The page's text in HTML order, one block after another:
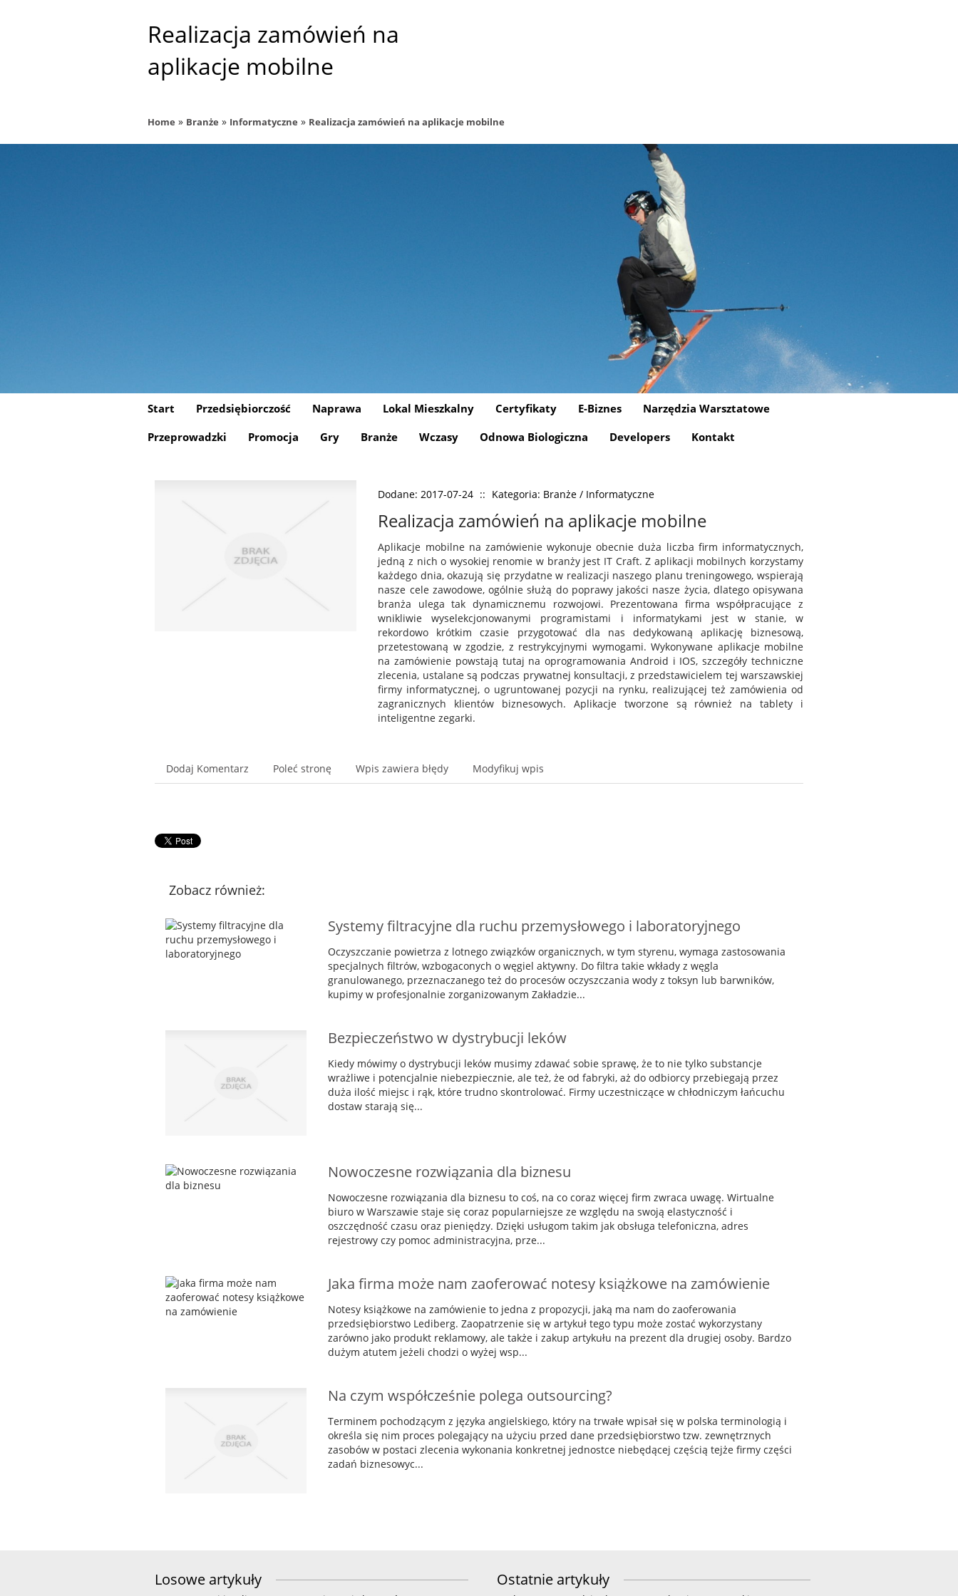
Realizacja zamówień na
aplikacje mobilne
Home » Branże » Informatyczne » Realizacja zamówień na aplikacje mobilne
Start Przedsiębiorczość Naprawa Lokal Mieszkalny Certyfikaty E-Biznes
Narzędzia Warsztatowe
Przeprowadzki
Promocja Gry Branże Wczasy Odnowa Biologiczna Developers Kontakt
Dodane: 2017-07-24 :: Kategoria: Branże / Informatyczne
Realizacja zamówień na aplikacje mobilne
Aplikacje mobilne na zamówienie wykonuje obecnie duża liczba firm informatycznych,
jedną z nich o wysokiej renomie w branży jest IT Craft. Z aplikacji mobilnych korzystamy
każdego dnia, okazują się przydatne w realizacji naszego planu treningowego, wspierają
nasze cele zawodowe, ogólnie służą do poprawy jakości nasze życia, dlatego opisywana
branża ulega tak dynamicznemu rozwojowi. Prezentowana firma współpracujące z
wnikliwie wyselekcjonowanymi programistami i informatykami jest w stanie, w
rekordowo krótkim czasie przygotować dla nas dedykowaną aplikację biznesową,
przetestowaną w zgodzie, z restrykcyjnymi wymogami. Wykonywane aplikacje mobilne
na zamówienie powstają tutaj na oprogramowania Android i IOS, szczegóły techniczne
zlecenia, ustalane są podczas prywatnej konsultacji, z przedstawicielem tej warszawskiej
firmy informatycznej, o ugruntowanej pozycji na rynku, realizującej też zamówienia od
zagranicznych klientów biznesowych. Aplikacje tworzone są również na tablety i
inteligentne zegarki.
Dodaj Komentarz Poleć stronę Wpis zawiera błędy Modyfikuj wpis
Zobacz również:
Systemy filtracyjne dla ruchu przemysłowego i laboratoryjnego
Oczyszczanie powietrza z lotnego związków organicznych, w tym styrenu, wymaga zastosowania
specjalnych filtrów, wzbogaconych o węgiel aktywny. Do filtra takie wkłady z węgla
granulowanego, przeznaczanego też do procesów oczyszczania wody z toksyn lub barwników,
kupimy w profesjonalnie zorganizowanym Zakładzie...
Bezpieczeństwo w dystrybucji leków
Kiedy mówimy o dystrybucji leków musimy zdawać sobie sprawę, że to nie tylko substancje
wrażliwe i potencjalnie niebezpiecznie, ale też, że od fabryki, aż do odbiorcy przebiegają przez
duża ilość miejsc i rąk, które trudno skontrolować. Firmy uczestniczące w chłodniczym łańcuchu
dostaw starają się...
Nowoczesne rozwiązania dla biznesu
Nowoczesne rozwiązania dla biznesu to coś, na co coraz więcej firm zwraca uwagę. Wirtualne
biuro w Warszawie staje się coraz popularniejsze ze względu na swoją elastyczność i
oszczędność czasu oraz pieniędzy. Dzięki usługom takim jak obsługa telefoniczna, adres
rejestrowy czy pomoc administracyjna, prze...
Jaka firma może nam zaoferować notesy książkowe na zamówienie
Notesy książkowe na zamówienie to jedna z propozycji, jaką ma nam do zaoferowania
przedsiębiorstwo Lediberg. Zaopatrzenie się w artykuł tego typu może zostać wykorzystany
zarówno jako produkt reklamowy, ale także i zakup artykułu na prezent dla drugiej osoby. Bardzo
dużym atutem jeżeli chodzi o wyżej wsp...
Na czym współcześnie polega outsourcing?
Terminem pochodzącym z języka angielskiego, który na trwałe wpisał się w polska terminologią i
określa się nim proces polegający na użyciu przed dane przedsiębiorstwo tzw. zewnętrznych
zasobów w postaci zlecenia wykonania konkretnej jednostce niebędącej częścią tejże firmy części
zadań biznesowyc...
Losowe artykuły Ostatnie artykuły